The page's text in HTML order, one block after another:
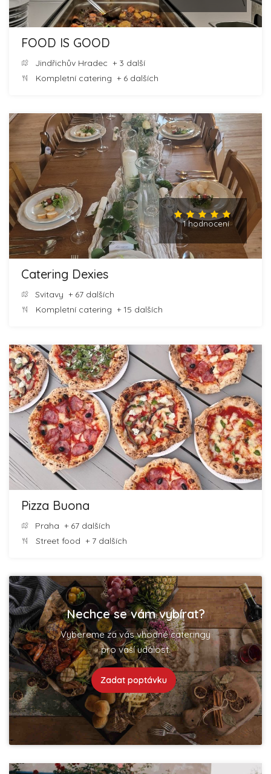
FOOD IS GOOD
Jindřichův Hradec + 3 další
Kompletní catering + 6 dalších
1 hodnocení
Catering Dexies
Svitavy + 67 dalších
Kompletní catering + 15 dalších
Pizza Buona
Praha + 67 dalších
Street food + 7 dalších
Nechce se vám vybírat?
Vybereme za vás vhodné cateringy
pro vaší událost.
Zadat poptávku